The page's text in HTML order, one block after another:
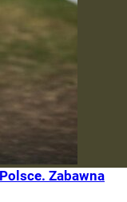
Zabawna